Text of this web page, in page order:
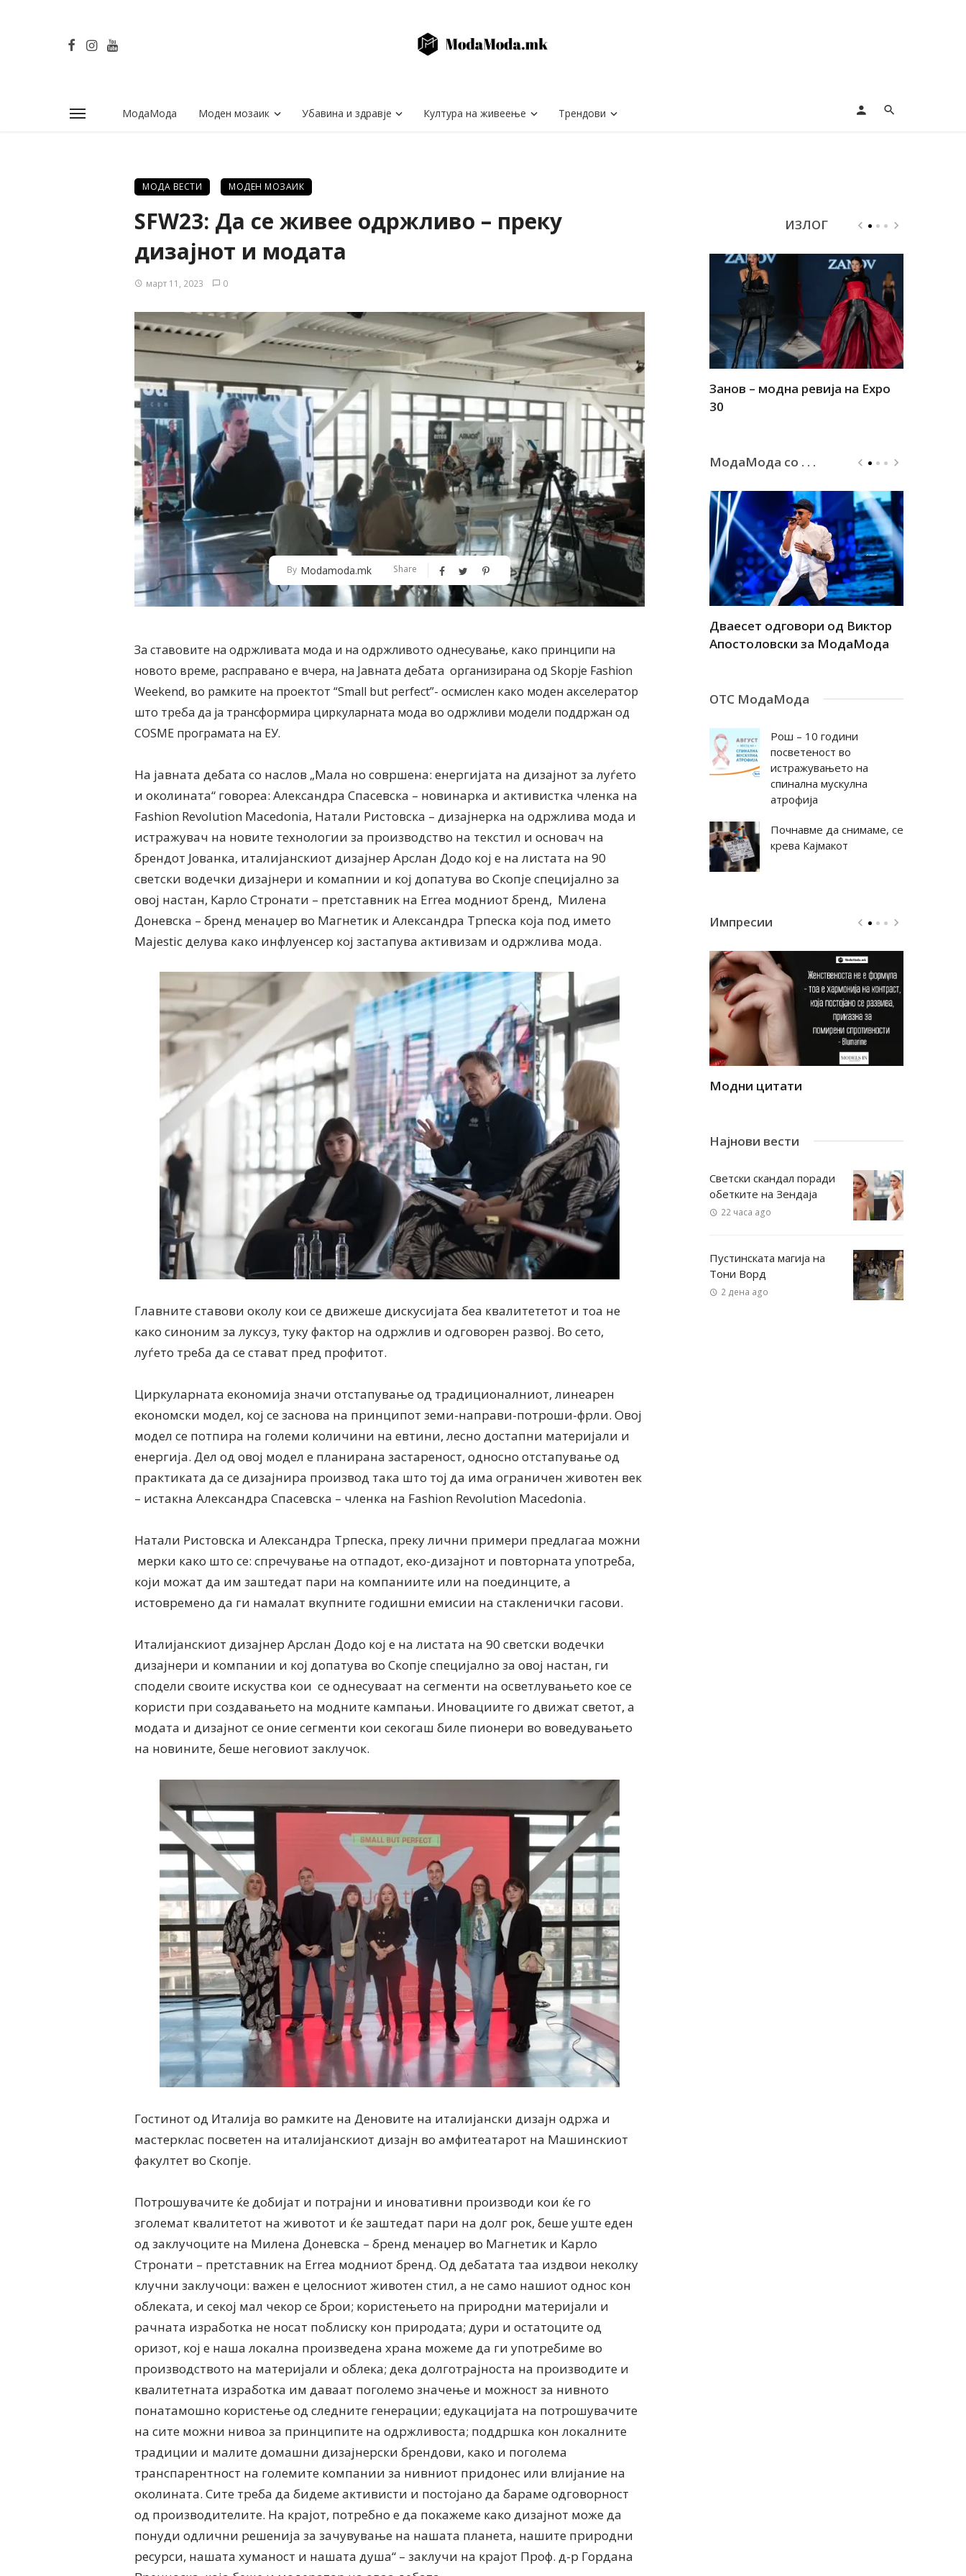
МодаМода Моден мозаик Убавина и здравје Култура на живеење Трендови
МОДА ВЕСТИ МОДЕН МОЗАИК
SFW23: Да се живее одржливо – преку
дизајнот и модата
март 11, 2023 0
By Modamoda.mk Share
За ставовите на одржливата мода и на одржливото однесување, како принципи на
новото време, расправано е вчера, на Јавната дебата организирана од Skopje Fashion
Weekend, во рамките на проектот “Small but perfect”- осмислен како моден акселератор
што треба да ја трансформира циркуларната мода во одржливи модели поддржан од
COSME програмата на ЕУ.
На јавната дебата со наслов „Мала но совршена: енергијата на дизајнот за луѓето
и околината“ говореа: Александра Спасевска – новинарка и активистка членка на
Fashion Revolution Macedonia, Натали Ристовска – дизајнерка на одржлива мода и
истражувач на новите технологии за производство на текстил и основач на
брендот Јованка, италијанскиот дизајнер Арслан Додо кој е на листата на 90
светски водечки дизајнери и комапнии и кој допатува во Скопје специјално за
овој настан, Карло Стронати – претставник на Errea модниот бренд, Милена
Доневска – бренд менаџер во Магнетик и Александра Трпеска која под името
Majestic делува како инфлуенсер кој застапува активизам и одржлива мода.
Главните ставови околу кои се движеше дискусијата беа квалитететот и тоа не
како синоним за луксуз, туку фактор на одржлив и одговорен развој. Во сето,
луѓето треба да се стават пред профитот.
Циркуларната економија значи отстапување од традиционалниот, линеарен
економски модел, кој се заснова на принципот земи-направи-потроши-фрли. Овој
модел се потпира на големи количини на евтини, лесно достапни материјали и
енергија. Дел од овој модел е планирана застареност, односно отстапување од
практиката да се дизајнира производ така што тој да има ограничен животен век
– истакна Александра Спасевска – членка на Fashion Revolution Macedonia.
Натали Ристовска и Александра Трпеска, преку лични примери предлагаа можни
мерки како што се: спречување на отпадот, еко-дизајнот и повторната употреба,
који можат да им заштедат пари на компаниите или на поединците, а
истовремено да ги намалат вкупните годишни емисии на стакленички гасови.
Италијанскиот дизајнер Арслан Додо кој е на листата на 90 светски водечки
дизајнери и компании и кој допатува во Скопје специјално за овој настан, ги
сподели своите искуства кои се однесуваат на сегменти на осветлувањето кое се
користи при создавањето на модните кампањи. Иновациите го движат светот, а
модата и дизајнот се оние сегменти кои секогаш биле пионери во воведувањето
на новините, беше неговиот заклучок.
Гостинот од Италија во рамките на Деновите на италијански дизајн одржа и
мастерклас посветен на италијанскиот дизајн во амфитеатарот на Машинскиот
факултет во Скопје.
Потрошувачите ќе добијат и потрајни и иновативни производи кои ќе го
зголемат квалитетот на животот и ќе заштедат пари на долг рок, беше уште еден
од заклучоците на Милена Доневска – бренд менаџер во Магнетик и Карло
Стронати – претставник на Errea модниот бренд. Од дебатата таа издвои неколку
клучни заклучоци: важен е целосниот животен стил, а не само нашиот однос кон
облеката, и секој мал чекор се брои; користењето на природни материјали и
рачната изработка не носат поблиску кон природата; дури и остатоците од
оризот, кој е наша локална произведена храна можеме да ги употребиме во
производството на материјали и облека; дека долготрајноста на производите и
квалитетната изработка им даваат поголемо значење и можност за нивното
понатамошно користење од следните генерации; едукацијата на потрошувачите
на сите можни нивоа за принципите на одржливоста; поддршка кон локалните
традиции и малите домашни дизајнерски брендови, како и поголема
транспарентност на големите компании за нивниот придонес или влијание на
околината. Сите треба да бидеме активисти и постојано да бараме одговорност
од производителите. На крајот, потребно е да покажеме како дизајнот може да
понуди одлични решенија за зачувување на нашата планета, нашите природни
ресурси, нашата хуманост и нашата душа“ – заклучи на крајот Проф. д-р Гордана
ИЗЛОГ
Алшар – модна ревија на Expo
30
Филигрански обетки
Занов – модна ревија на Expo
30
МодаМода со . . .
Антовска за МодаМода
МодаМода со Александар
Ристовски Принц
Дваесет одговори од Виктор
Апостоловски за МодаМода
ОТС МодаМода
Рош – 10 години
посветеност во
истражувањето на
спинална мускулна
атрофија
Почнавме да снимаме, се
крева Кајмакот
Импресии
Модни цитати Модни цитати Модни цитати
Најнови вести
Светски скандал поради
обетките на Зендаја
22 часа ago
Пустинската магија на
Тони Ворд
2 дена ago